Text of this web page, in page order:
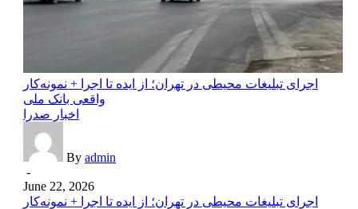
اجرای تبلیغات محیطی در تهران؛ از ایده تا اجرا + نمونه‌کار
واقعی بانک ملی
اخبار صدرا
By admin
-
June 22, 2026
اجرای تبلیغات محیطی در تهران؛ از ایده تا اجرا + نمونه‌کار